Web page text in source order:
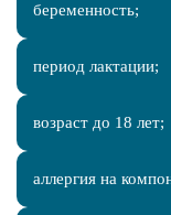
беременность;
период лактации;
возраст до 18 лет;
аллергия на